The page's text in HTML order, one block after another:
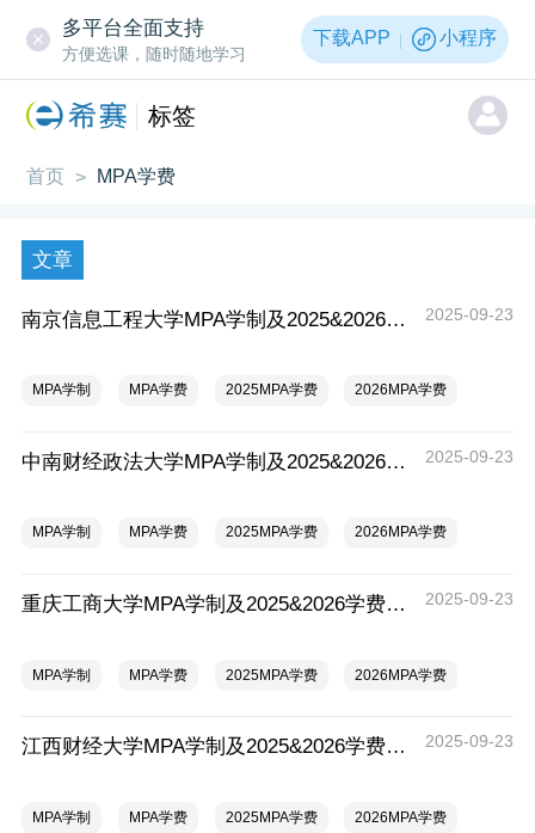
多平台全面支持
方便选课，随时随地学习
下载APP 小程序
标签
首页 > MPA学费
文章
南京信息工程大学MPA学制及2025&2026学费对比一览表，一年多少钱？ 2025-09-23
MPA学制 MPA学费 2025MPA学费 2026MPA学费
中南财经政法大学MPA学制及2025&2026学费对比一览表，一年多少钱？ 2025-09-23
MPA学制 MPA学费 2025MPA学费 2026MPA学费
重庆工商大学MPA学制及2025&2026学费对比一览表，一年多少钱？ 2025-09-23
MPA学制 MPA学费 2025MPA学费 2026MPA学费
江西财经大学MPA学制及2025&2026学费对比一览表，一年多少钱？ 2025-09-23
MPA学制 MPA学费 2025MPA学费 2026MPA学费